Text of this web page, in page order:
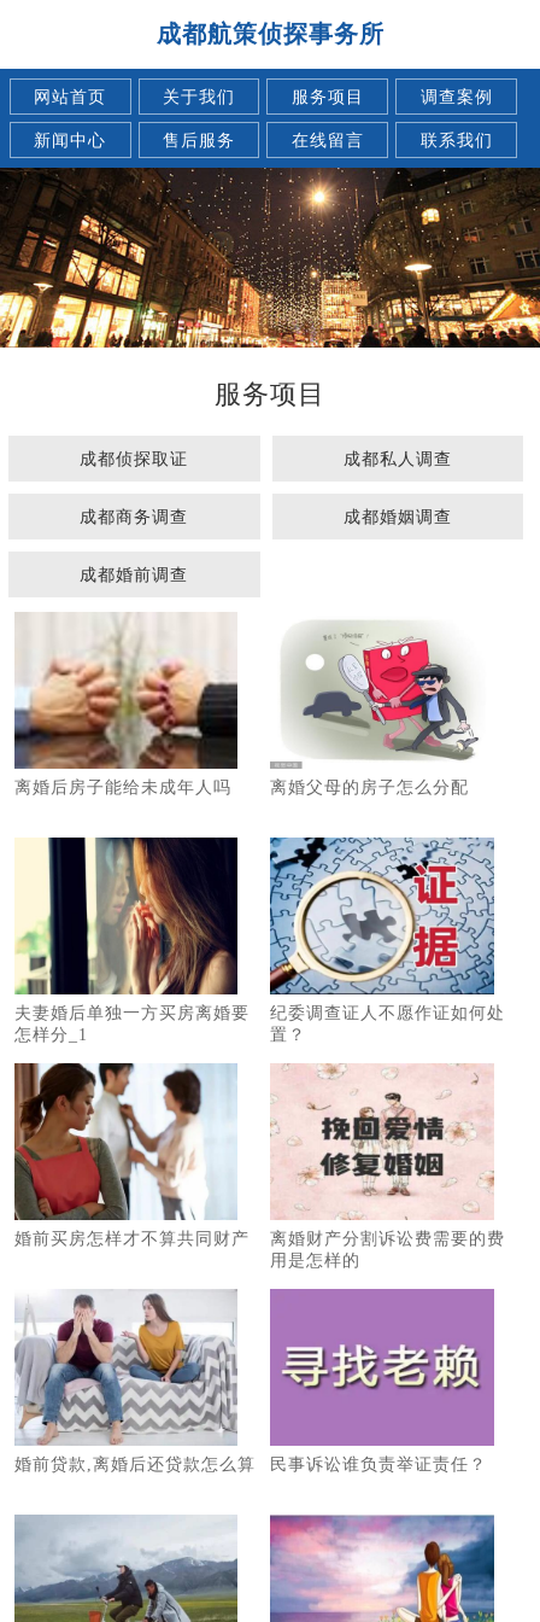
成都航策侦探事务所
网站首页 关于我们 服务项目 调查案例
新闻中心 售后服务 在线留言 联系我们
服务项目
成都侦探取证 成都私人调查
成都商务调查 成都婚姻调查
成都婚前调查
离婚后房子能给未成年人吗 离婚父母的房子怎么分配
夫妻婚后单独一方买房离婚要
怎样分_1
纪委调查证人不愿作证如何处
置？
婚前买房怎样才不算共同财产
离婚财产分割诉讼费需要的费
用是怎样的
婚前贷款,离婚后还贷款怎么算 民事诉讼谁负责举证责任？